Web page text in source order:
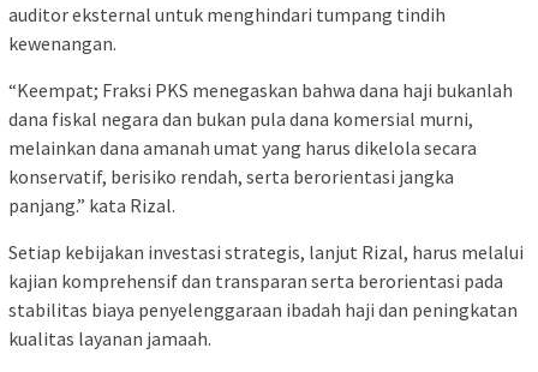
auditor eksternal untuk menghindari tumpang tindih
kewenangan.
“Keempat; Fraksi PKS menegaskan bahwa dana haji bukanlah
dana fiskal negara dan bukan pula dana komersial murni,
melainkan dana amanah umat yang harus dikelola secara
konservatif, berisiko rendah, serta berorientasi jangka
panjang.” kata Rizal.
Setiap kebijakan investasi strategis, lanjut Rizal, harus melalui
kajian komprehensif dan transparan serta berorientasi pada
stabilitas biaya penyelenggaraan ibadah haji dan peningkatan
kualitas layanan jamaah.